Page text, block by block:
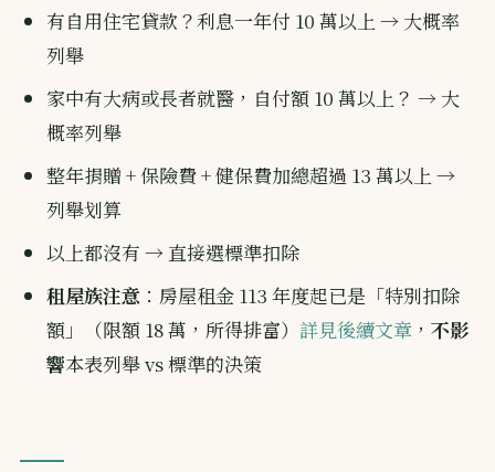
有自用住宅貸款？利息一年付 10 萬以上 → 大概率
列舉
家中有大病或長者就醫，自付額 10 萬以上？ → 大
概率列舉
整年捐贈 + 保險費 + 健保費加總超過 13 萬以上 →
列舉划算
以上都沒有 → 直接選標準扣除
租屋族注意 ：房屋租金 113 年度起已是「特別扣除
額」（限額 18 萬，所得排富） 詳見後續文章 ， 不影
響本表列舉 vs 標準的決策